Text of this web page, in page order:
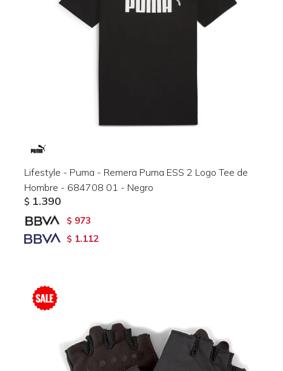
Lifestyle - Puma - Remera Puma ESS 2 Logo Tee de
Hombre - 684708 01 - Negro
$ 1.390
$ 973
$ 1.112